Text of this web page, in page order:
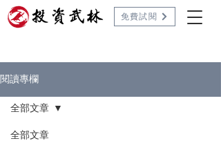
免費試閱
閱讀專欄
全部文章
全部文章